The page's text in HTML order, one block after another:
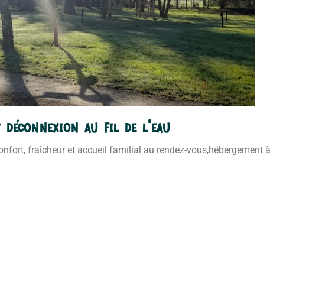
au fil de l’eau
fraîcheur et accueil familial au rendez-vous,hébergement à